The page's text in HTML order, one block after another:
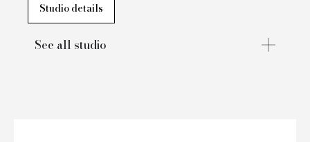
Studio details
See all studio